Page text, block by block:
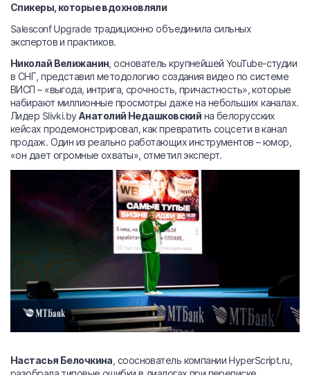
Спикеры, которые вдохновляли
Salesconf Upgrade традиционно объединила сильных
экспертов и практиков.
Николай Велижанин, основатель крупнейшей YouTube-студии
в СНГ, представил методологию создания видео по системе
ВИСП – «выгода, интрига, срочность, причастность», которые
набирают миллионные просмотры даже на небольших каналах.
Лидер Slivki.byАнатолий Недашковский на белорусских
кейсах продемонстрировал, как превратить соцсети в канал
продаж. Один из реально работающих инструментов – юмор,
«он дает огромные охваты», отметил эксперт.
Настасья Белочкина, сооснователь компании HyperScript.ru,